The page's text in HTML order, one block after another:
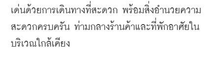
เด่นด้วยการเดินทางที่สะดวก พร้อมสิ่งอำนวยความ
สะดวกครบครัน ท่ามกลางร้านค้าและที่พักอาศัยใน
บริเวณใกล้เคียง